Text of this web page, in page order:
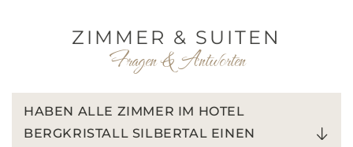
ZIMMER & SUITEN
Fragen & Antworten
HABEN ALLE ZIMMER IM HOTEL
BERGKRISTALL SILBERTAL EINEN